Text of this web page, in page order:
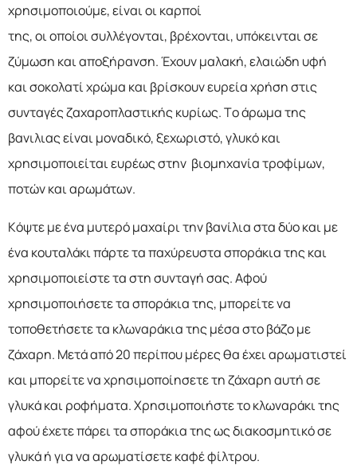
χρησιμοποιούμε, είναι οι καρποί
της, οι οποίοι συλλέγονται, βρέχονται, υπόκεινται σε
ζύμωση και αποξήρανση. Έχουν μαλακή, ελαιώδη υφή
και σοκολατί χρώμα και βρίσκουν ευρεία χρήση στις
συνταγές ζαχαροπλαστικής κυρίως. Το άρωμα της
βανιλιας είναι μοναδικό, ξεχωριστό, γλυκό και
χρησιμοποιείται ευρέως στην βιομηχανία τροφίμων,
ποτών και αρωμάτων.
Κόψτε με ένα μυτερό μαχαίρι την βανίλια στα δύο και με
ένα κουταλάκι πάρτε τα παχύρευστα σποράκια της και
χρησιμοποιείστε τα στη συνταγή σας. Αφού
χρησιμοποιήσετε τα σποράκια της, μπορείτε να
τοποθετήσετε τα κλωναράκια της μέσα στο βάζο με
ζάχαρη. Μετά από 20 περίπου μέρες θα έχει αρωματιστεί
και μπορείτε να χρησιμοποίησετε τη ζάχαρη αυτή σε
γλυκά και ροφήματα. Χρησιμοποιήστε το κλωναράκι της
αφού έχετε πάρει τα σποράκια της ως διακοσμητικό σε
γλυκά ή για να αρωματίσετε καφέ φίλτρου.